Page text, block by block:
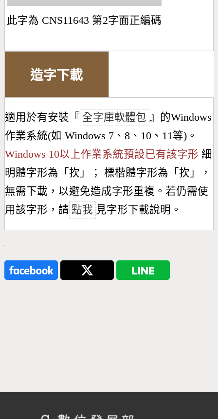
此字為 CNS11643 第2字面正編碼
造字下載
適用於有安裝『 全字庫軟體包 』的Windows
作業系統(如 Windows 7、8、10、11等)。
Windows 10以上作業系統預設已有該字形 細
明體字形為「 扻 」； 標楷體字形為「 扻 」，
無需下載，以避免造成字形重複。若仍需使
用該字形，請 點我 見字形下載說明。